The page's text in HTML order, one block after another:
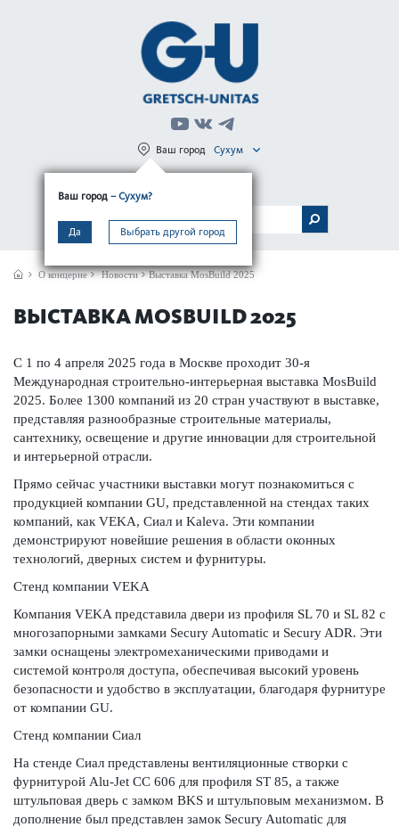
Ваш город – Сухум?
Да Выбрать другой город
Ваш город Сухум
МЕНЮ
О концерне Новости Выставка MosBuild 2025
ВЫСТАВКА MOSBUILD 2025
С 1 по 4 апреля 2025 года в Москве проходит 30-я
Международная строительно-интерьерная выставка MosBuild
2025. Более 1300 компаний из 20 стран участвуют в выставке,
представляя разнообразные строительные материалы,
сантехнику, освещение и другие инновации для строительной
и интерьерной отрасли.
Прямо сейчас участники выставки могут познакомиться с
продукцией компании GU, представленной на стендах таких
компаний, как VEKA, Сиал и Kaleva. Эти компании
демонстрируют новейшие решения в области оконных
технологий, дверных систем и фурнитуры.
Стенд компании VEKA
Компания VEKA представила двери из профиля SL 70 и SL 82 с
многозапорными замками Secury Automatic и Secury ADR. Эти
замки оснащены электромеханическими приводами и
системой контроля доступа, обеспечивая высокий уровень
безопасности и удобство в эксплуатации, благодаря фурнитуре
от компании GU.
Стенд компании Сиал
На стенде Сиал представлены вентиляционные створки с
фурнитурой Alu-Jet CC 606 для профиля ST 85, а также
штульповая дверь с замком BKS и штульповым механизмом. В
дополнение был представлен замок Secury Automatic для